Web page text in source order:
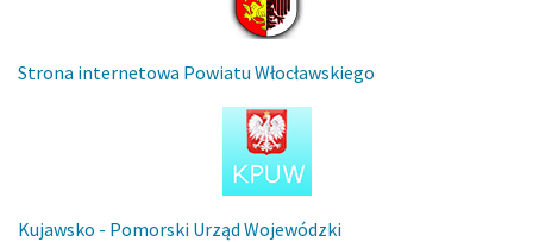
Strona internetowa Powiatu Włocławskiego
Kujawsko - Pomorski Urząd Wojewódzki